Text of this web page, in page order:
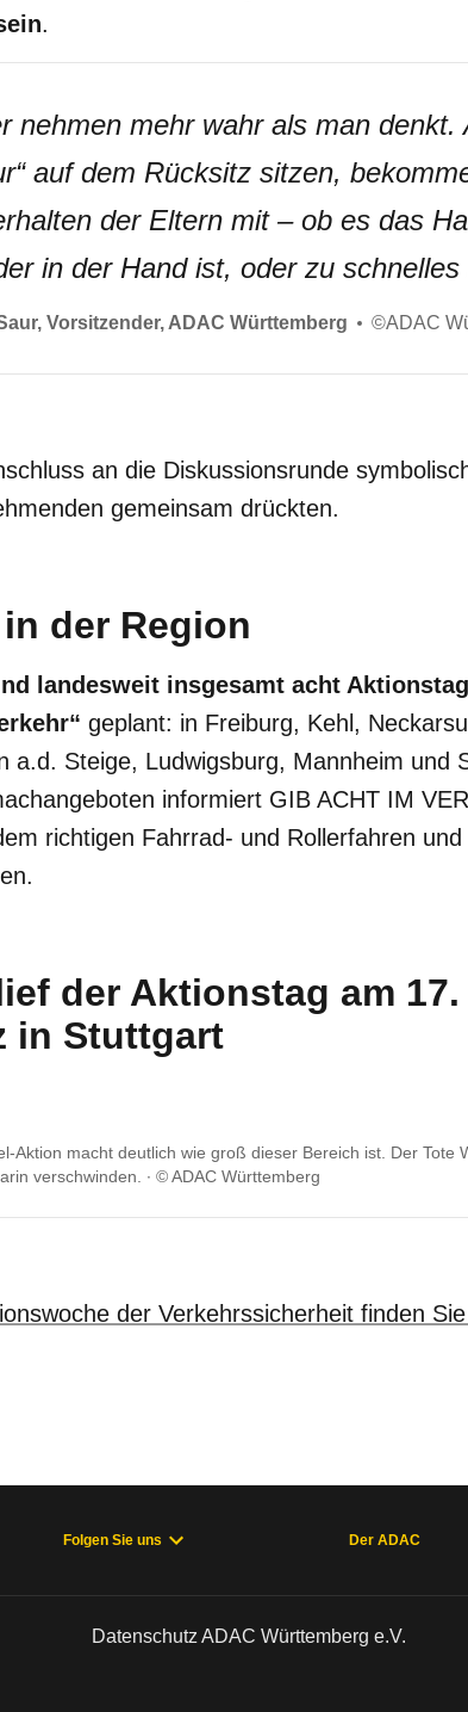
.
nehmen mehr wahr als man denkt.
auf dem Rücksitz sitzen,
der Eltern mit – ob es das
in der Hand ist, oder zu schnelles
Vorsitzender, ADAC Württemberg ©ADAC
an die Diskussionsrunde
gemeinsam drückten.
der Region
landesweit insgesamt acht
geplant: in Freiburg, Kehl,
a.d. Steige, Ludwigsburg, Mannheim und
informiert GIB ACHT IM
richtigen Fahrrad- und Rollerfahren und
der Aktionstag am
in Stuttgart
Aktion macht deutlich wie groß dieser Bereich ist. Der Tote
verschwinden.
© ADAC Württemberg
der Verkehrssicherheit finden
Folgen Sie uns Der ADAC
Datenschutz ADAC Württemberg e.V.